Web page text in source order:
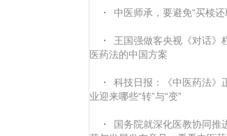
· 中医师承，要避免“买椟还
·
王国强做客央视《对话》
医药法的中国方案
·
科技日报：《中医药法》
业迎来哪些“转”与“变”
·
国务院就深化医教协同推